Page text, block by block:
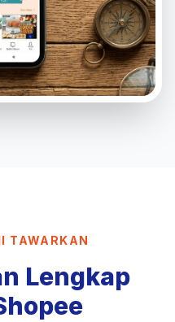
TAWARKAN
Lengkap